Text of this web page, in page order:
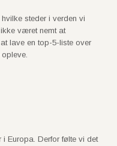
steder i verden vi
været nemt at
lave en top-5-liste over
Europa. Derfor følte vi det